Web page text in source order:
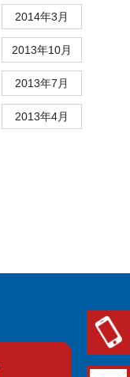
2014年3月
2013年10月
2013年7月
2013年4月